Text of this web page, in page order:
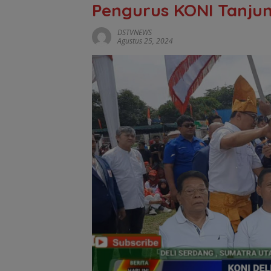
Pengurus KONI
DSTVNEWS
Agustus 25, 2024